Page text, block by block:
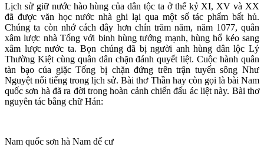
Lịch sử giữ nước hào hùng của dân tộc ta ở thế kỷ XI, XV và XX
đã được văn học nước nhà ghi lại qua một số tác phẩm bất hủ.
Chúng ta còn nhớ cách đây hơn chín trăm năm, năm 1077, quân
xâm lược nhà Tống với binh hùng tướng mạnh, hùng hổ kéo sang
xâm lược nước ta. Bọn chúng đã bị người anh hùng dân lộc Lý
Thường Kiệt cùng quân dân chặn đánh quyết liệt. Cuộc hành quân
tàn bạo của giặc Tống bị chặn đứng trên trận tuyến sông Như
Nguyệt nổi tiếng trong lịch sử. Bài thơ Thần hay còn gọi là bài Nam
quốc sơn hà đã ra đời trong hoàn cảnh chiến đấu ác liệt này. Bài thơ
nguyên tác bằng chữ Hán:
Nam quốc sơn hà Nam đế cư